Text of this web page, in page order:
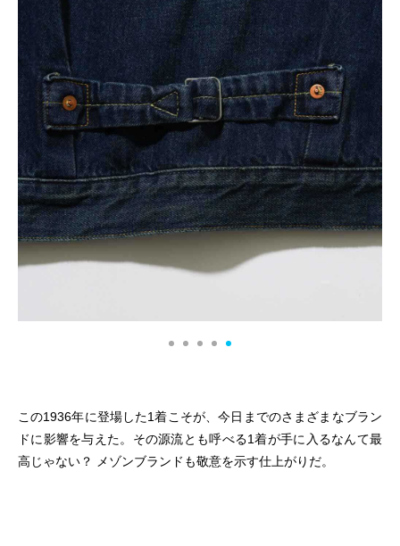
この1936年に登場した1着こそが、今日までのさまざまなブラン
ドに影響を与えた。その源流とも呼べる1着が手に入るなんて最
高じゃない？ メゾンブランドも敬意を示す仕上がりだ。